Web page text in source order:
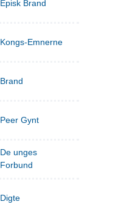
Episk Brand
Kongs-Emnerne
Brand
Peer Gynt
De unges
Forbund
Digte